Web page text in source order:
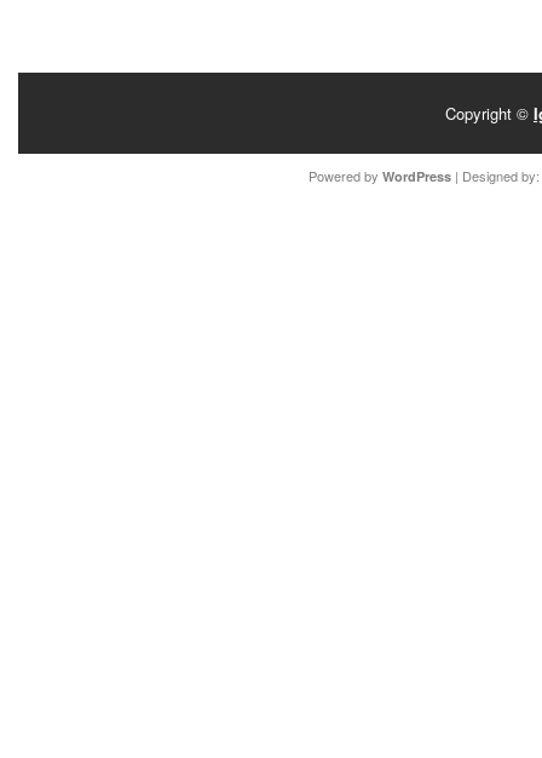
Copyright ©
Powered by WordPress| Designed by: